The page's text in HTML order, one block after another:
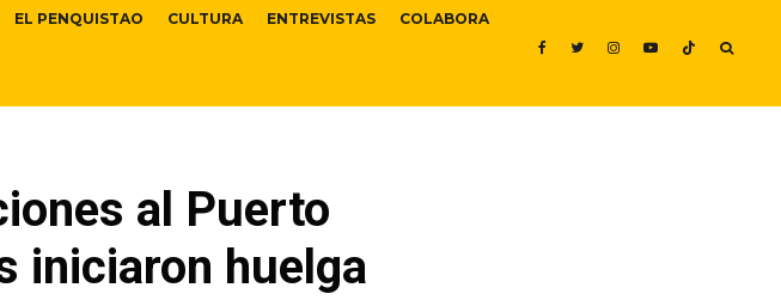
EL PENQUISTAO CULTURA ENTREVISTAS COLABORA
al Puerto
iniciaron huelga